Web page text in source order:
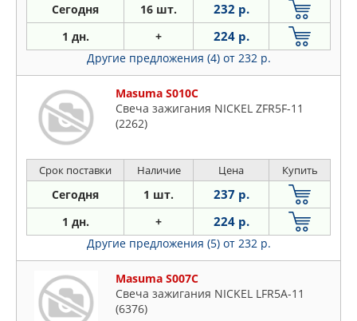
Сегодня 16 шт. 232 р.
1 дн. + 224 р.
Другие предложения (4) от 232 р.
Masuma S010C
Свеча зажигания NICKEL ZFR5F-11
(2262)
Срок поставки Наличие Цена Купить
Сегодня 1 шт. 237 р.
1 дн. + 224 р.
Другие предложения (5) от 232 р.
Masuma S007C
Свеча зажигания NICKEL LFR5A-11
(6376)